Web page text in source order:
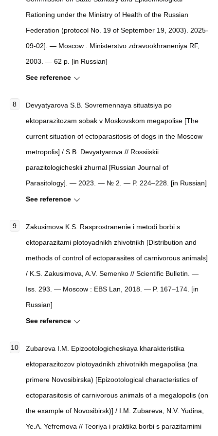
Rationing under the Ministry of Health of the Russian
Federation (protocol No. 19 of September 19, 2003). 2025-
09-02]. — Moscow : Ministerstvo zdravookhraneniya RF,
2003. — 62 p. [in Russian]
See reference
Devyatyarova S.B. Sovremennaya situatsiya po
ektoparazitozam sobak v Moskovskom megapolise [The
current situation of ectoparasitosis of dogs in the Moscow
metropolis] / S.B. Devyatyarova // Rossiiskii
parazitologicheskii zhurnal [Russian Journal of
Parasitology]. — 2023. — № 2. — P. 224–228. [in Russian]
See reference
Zakusimova K.S. Rasprostranenie i metodi borbi s
ektoparazitami plotoyadnikh zhivotnikh [Distribution and
methods of control of ectoparasites of carnivorous animals]
/ K.S. Zakusimova, A.V. Semenko // Scientific Bulletin. —
Iss. 293. — Moscow : EBS Lan, 2018. — P. 167–174. [in
Russian]
See reference
Zubareva I.M. Epizootologicheskaya kharakteristika
ektoparazitozov plotoyadnikh zhivotnikh megapolisa (na
primere Novosibirska) [Epizootological characteristics of
ectoparasitosis of carnivorous animals of a megalopolis (on
the example of Novosibirsk)] / I.M. Zubareva, N.V. Yudina,
Ye.A. Yefremova // Teoriya i praktika borbi s parazitarnimi